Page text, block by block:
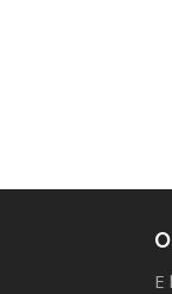
E